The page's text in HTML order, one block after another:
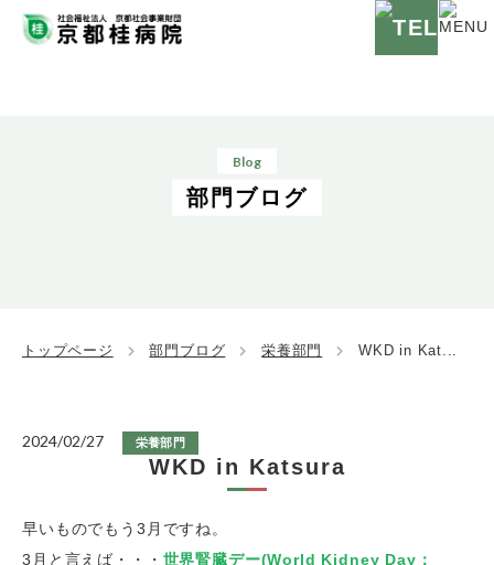
Blog
部門ブログ
トップページ 部門ブログ 栄養部門 WKD in Kat...
2024/02/27 栄養部門
WKD in Katsura
早いものでもう3月ですね。
3月と言えば・・・ 世界腎臓デー(World Kidney Day：